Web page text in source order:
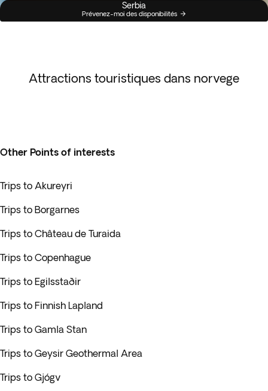
Serbia
Prévenez-moi des disponibilités
Attractions touristiques dans norvege
Other Points of interests
Trips to Akureyri
Trips to Borgarnes
Trips to Château de Turaida
Trips to Copenhague
Trips to Egilsstaðir
Trips to Finnish Lapland
Trips to Gamla Stan
Trips to Geysir Geothermal Area
Trips to Gjógv